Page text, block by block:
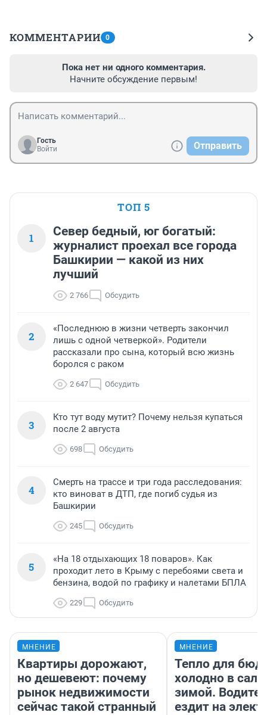
КОММЕНТАРИИ 0
Пока нет ни одного комментария.
Начните обсуждение первым!
Гость
Войти
Отправить
ТОП 5
1
Север бедный, юг богатый:
журналист проехал все города
Башкирии — какой из них
лучший
2 766 Обсудить
2
«Последнюю в жизни четверть закончил
лишь с одной четверкой». Родители
рассказали про сына, который всю жизнь
боролся с раком
2 647 Обсудить
3
Кто тут воду мутит? Почему нельзя купаться
после 2 августа
698 Обсудить
4
Смерть на трассе и три года расследования:
кто виноват в ДТП, где погиб судья из
Башкирии
245 Обсудить
5
«На 18 отдыхающих 18 поваров». Как
проходит лето в Крыму с перебоями света и
бензина, водой по графику и налетами БПЛА
229 Обсудить
МНЕНИЕ
Квартиры дорожают,
но дешевеют: почему
рынок недвижимости
сейчас такой странный
МНЕНИЕ
Тепло для
холодно в
зимой.
ездит на